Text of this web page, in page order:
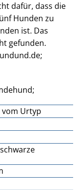
dafür, dass die
Hunden zu
ist. Das
gefunden.
vom Urtyp